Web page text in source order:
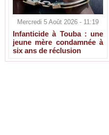
Mercredi 5 Août 2026 - 11:19
Infanticide à Touba : une
jeune mère condamnée à
six ans de réclusion